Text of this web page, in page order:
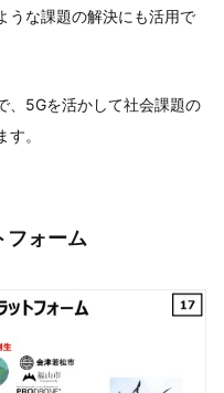
うな課題の解決にも活用で
、5Gを活かして社会課題の
。
フォーム